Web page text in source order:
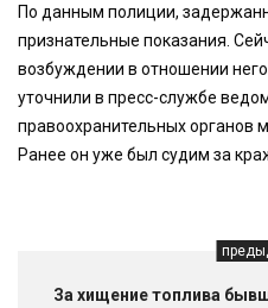
По данным полиции,
признательные показания.
возбуждении в отношении
уточнили в пресс-службе
правоохранительных органов
Ранее он уже был судим за
За хищение топлива